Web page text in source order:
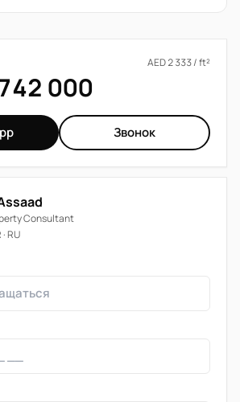
AED 2 333 / ft²
000
Звонок
Consultant
· RU